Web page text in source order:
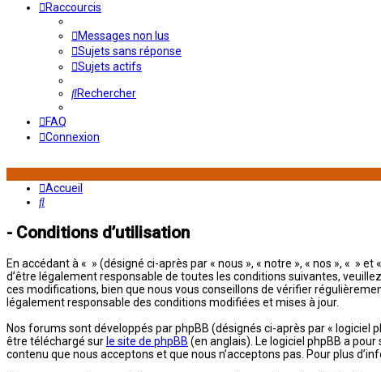
Raccourcis
Messages non lus
Sujets sans réponse
Sujets actifs
Rechercher
FAQ
Connexion
Accueil
Rechercher
- Conditions d’utilisation
En accédant à « » (désigné ci-après par « nous », « notre », « nos », «
d’être légalement responsable de toutes les conditions suivantes,
ces modifications, bien que nous vous conseillons de vérifier
légalement responsable des conditions modifiées et mises à jour.
Nos forums sont développés par phpBB (désignés ci-après par « logiciel
être téléchargé sur le site de phpBB (en anglais). Le logiciel phpBB a
contenu que nous acceptons et que nous n’acceptons pas. Pour plus